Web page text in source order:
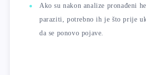
Ako su nakon analize pronađeni
paraziti, potrebno ih je što prije
da se ponovo pojave.